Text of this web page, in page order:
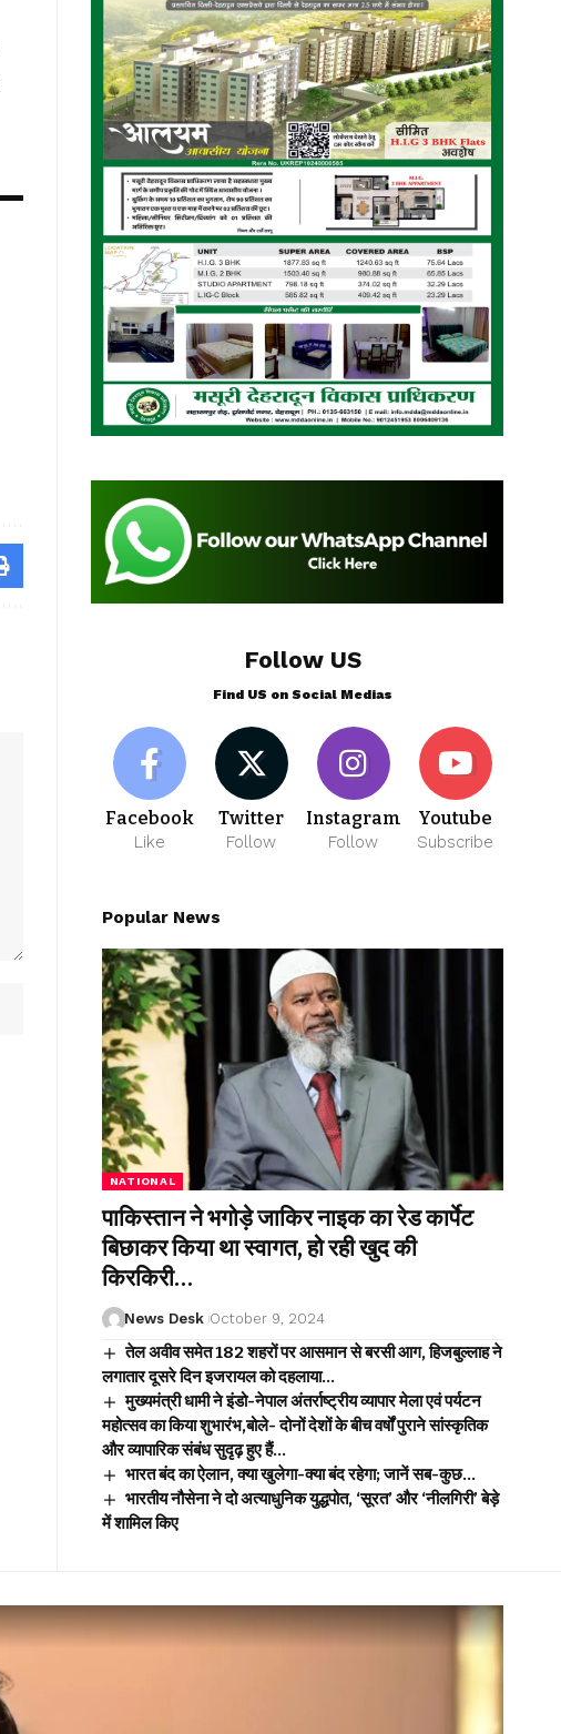
Follow US
Find US on Social Medias
Facebook
Like
Twitter
Follow
Instagram
Follow
Youtube
Subscribe
Popular News
NATIONAL
पाकिस्तान ने भगोड़े जाकिर नाइक का रेड कार्पेट
बिछाकर किया था स्वागत, हो रही खुद की
किरकिरी…
News Desk October 9, 2024
तेल अवीव समेत 182 शहरों पर आसमान से बरसी आग, हिजबुल्लाह ने
लगातार दूसरे दिन इजरायल को दहलाया…
मुख्यमंत्री धामी ने इंडो-नेपाल अंतर्राष्ट्रीय व्यापार मेला एवं पर्यटन
महोत्सव का किया शुभारंभ,बोले- दोनों देशों के बीच वर्षों पुराने सांस्कृतिक
और व्यापारिक संबंध सुदृढ़ हुए हैं…
भारत बंद का ऐलान, क्या खुलेगा-क्या बंद रहेगा; जानें सब-कुछ…
भारतीय नौसेना ने दो अत्याधुनिक युद्धपोत, ‘सूरत’ और ‘नीलगिरी’ बेड़े
में शामिल किए